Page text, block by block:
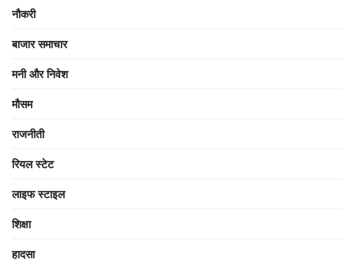
नौकरी
बाजार समाचार
मनी और निवेश
मौसम
राजनीती
रियल स्टेट
लाइफ स्टाइल
शिक्षा
हादसा